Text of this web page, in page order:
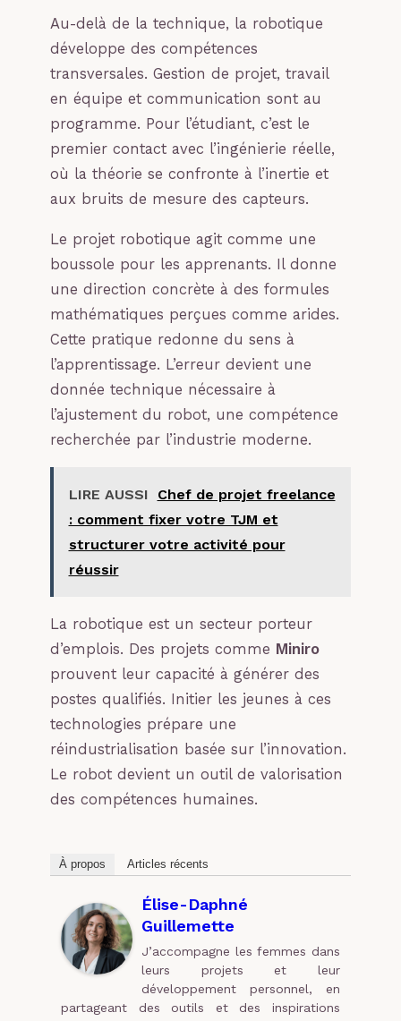
Au-delà de la technique, la robotique
développe des compétences
transversales. Gestion de projet, travail
en équipe et communication sont au
programme. Pour l’étudiant, c’est le
premier contact avec l’ingénierie réelle,
où la théorie se confronte à l’inertie et
aux bruits de mesure des capteurs.
Le projet robotique agit comme une
boussole pour les apprenants. Il donne
une direction concrète à des formules
mathématiques perçues comme arides.
Cette pratique redonne du sens à
l’apprentissage. L’erreur devient une
donnée technique nécessaire à
l’ajustement du robot, une compétence
recherchée par l’industrie moderne.
LIRE AUSSI
Chef de projet freelance
: comment fixer votre TJM et
structurer votre activité pour
réussir
La robotique est un secteur porteur
d’emplois. Des projets comme Miniro
prouvent leur capacité à générer des
postes qualifiés. Initier les jeunes à ces
technologies prépare une
réindustrialisation basée sur l’innovation.
Le robot devient un outil de valorisation
des compétences humaines.
À propos Articles récents
Élise-Daphné
Guillemette
J’accompagne les femmes dans
leurs projets et leur
développement personnel, en
partageant des outils et des inspirations